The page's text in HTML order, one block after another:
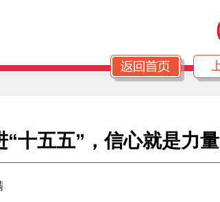
“十五五”，信心就是力量